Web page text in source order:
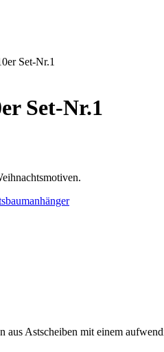
Set-Nr.1
Set-Nr.1
aus Astscheiben mit einem